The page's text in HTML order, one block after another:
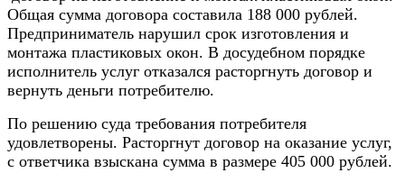
Общая сумма договора составила 188 000 рублей.
Предприниматель нарушил срок изготовления и
монтажа пластиковых окон. В досудебном порядке
исполнитель услуг отказался расторгнуть договор и
вернуть деньги потребителю.
По решению суда требования потребителя
удовлетворены. Расторгнут договор на оказание услуг,
с ответчика взыскана сумма в размере 405 000 рублей.